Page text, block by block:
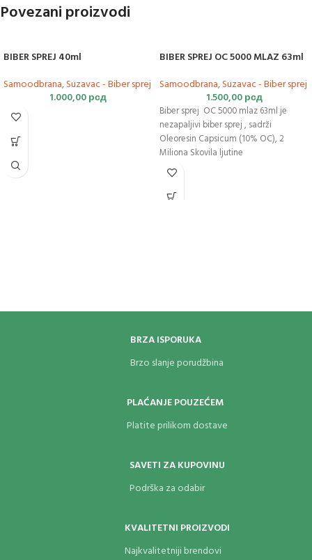
Povezani proizvodi
BIBER SPREJ 40ml
Samoodbrana,Suzavac - Biber sprej
1.000,00рсд
BIBER SPREJ OC 5000 MLAZ 63ml
Samoodbrana,Suzavac - Biber sprej
1.500,00рсд
Biber sprej OC 5000 mlaz 63ml je
nezapaljivi biber sprej , sadrži
Oleoresin Capsicum (10% OC), 2
Miliona Skovila ljutine
BRZA ISPORUKA
Brzo slanje porudžbina
PLAĆANJE POUZEĆEM
Platite prilikom dostave
SAVETI ZA KUPOVINU
Podrška za odabir
KVALITETNI PROIZVODI
Najkvalitetniji brendovi